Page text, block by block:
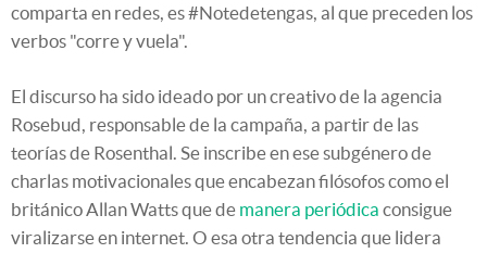
comparta en redes, es #Notedetengas, al que preceden los
verbos "corre y vuela".
El discurso ha sido ideado por un creativo de la agencia
Rosebud, responsable de la campaña, a partir de las
teorías de Rosenthal. Se inscribe en ese subgénero de
charlas motivacionales que encabezan filósofos como el
británico Allan Watts que de manera periódica consigue
viralizarse en internet. O esa otra tendencia que lidera